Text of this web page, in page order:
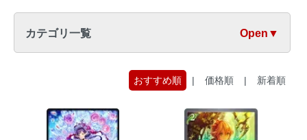
カテゴリ一覧 Open▼
おすすめ順 | 価格順 | 新着順